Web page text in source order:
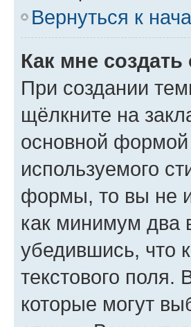
Вернуться к
Как мне создать
При создании
щёлкните на
основной формой
используемого
формы, то вы не
как минимум два
убедившись, что
текстового поля.
которые могут